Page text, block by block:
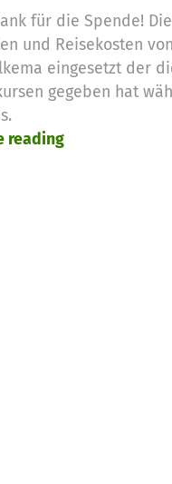
für die Spende!
und Reisekosten
eingesetzt der
gegeben hat
reading